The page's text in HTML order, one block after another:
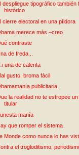
despliegue tipográfico también
histórico
cierre electoral en una píldora
merece más –creo
contraste
de freda...
…i una de calenta
gusto, broma fácil
publicitaria
la realidad no te estropee
titular
manía
que romper el sistema
Monde como nunca lo has
el trogloditismo,